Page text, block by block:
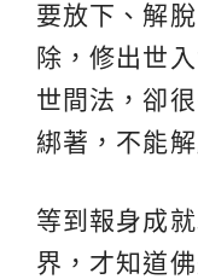
要放下、解
除，修出世
世間法，卻
綁著，不能解
等到報身成
界，才知道